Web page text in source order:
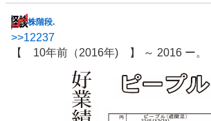
掲
示
板
株階段.
>>12237
【 10年前（2016年) 】 ～ 2016 ー。